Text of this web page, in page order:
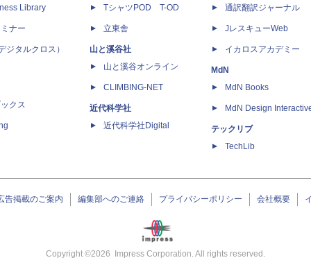
Library
ナー
ジタルクロス）
クス
TシャツPOD T-OD
立東舎
山と溪谷社
山と溪谷オンライン
CLIMBING-NET
近代科学社
近代科学社Digital
通訳翻訳ジャーナル
JレスキューWeb
イカロスアカデミー
MdN
MdN Books
MdN Design
テックリブ
TechLib
告掲載のご案内 編集部へのご連絡 プライバシーポリシー 会社概要
Copyright ©2026 Impress Corporation. All rights reserved.